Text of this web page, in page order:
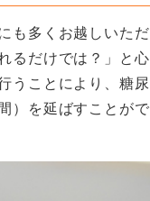
も多くお越しいただ
るだけでは？」と心
うことにより、糖尿
）を延ばすことがで